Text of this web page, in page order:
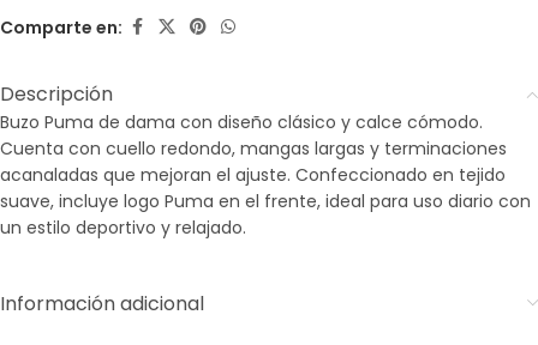
Comparte en:
Descripción
Buzo Puma de dama con diseño clásico y calce cómodo.
Cuenta con cuello redondo, mangas largas y terminaciones
acanaladas que mejoran el ajuste. Confeccionado en tejido
suave, incluye logo Puma en el frente, ideal para uso diario con
un estilo deportivo y relajado.
Información adicional